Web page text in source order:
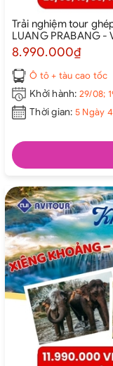
Trải nghiệm tour
LUANG PRABANG -
8.990.000₫
Ô tô + tàu cao tốc
Khởi hành: 29/08;
Thời gian: 5 Ngày